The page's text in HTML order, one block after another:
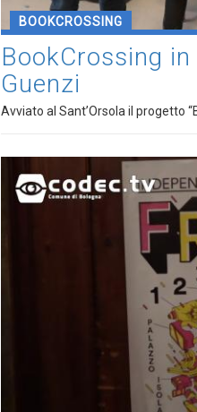
BOOKCROSSING
BookCrossing
Guenzi
Avviato al Sant’Orsola il progetto